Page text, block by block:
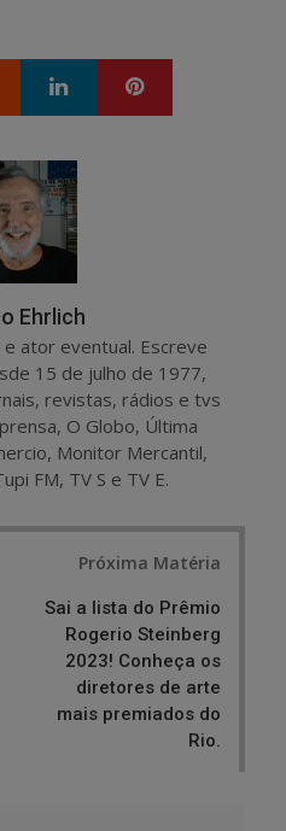
Google+ LinkedIn
Ehrlich
e ator eventual. Escreve
15 de julho de 1977,
revistas, rádios e tvs
O Globo, Última
Monitor Mercantil,
FM, TV S e TV E.
Próxima Matéria
Sai a lista do Prêmio
Rogerio Steinberg
2023! Conheça os
diretores de arte
mais premiados do
Rio.